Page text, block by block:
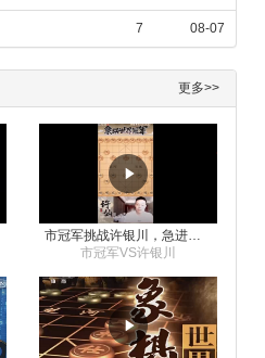
7 08-07
更多>>
市冠军VS许银川